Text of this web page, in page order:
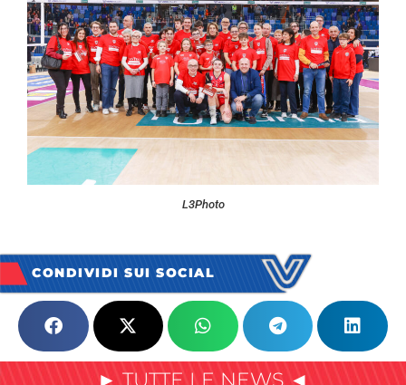
L3Photo
CONDIVIDI SUI SOCIAL
► TUTTE LE NEWS ◄